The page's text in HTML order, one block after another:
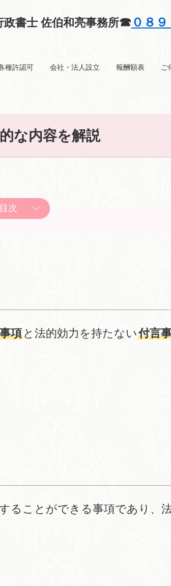
書士 佐伯和亮事務所☎ ０８
種許認可 会社・法人設立 報酬額表 ご
な内容を解説
次
項と法的効力を持たない付言
ることができる事項であり、